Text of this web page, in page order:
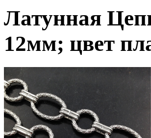
Латунная
12мм; цвет